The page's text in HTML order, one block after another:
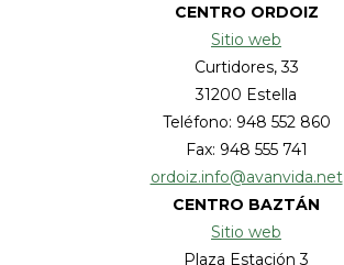
CENTRO ORDOIZ
Sitio web
Curtidores, 33
31200 Estella
Teléfono: 948 552 860
Fax: 948 555 741
ordoiz.info@avanvida.net
CENTRO BAZTÁN
Sitio web
Plaza Estación 3